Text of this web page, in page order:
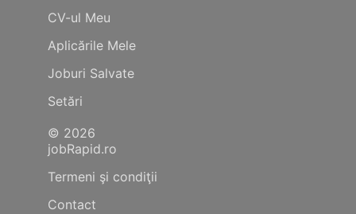
CV-ul Meu
Aplicările Mele
Joburi Salvate
Setări
© 2026
jobRapid.ro
Termeni şi condiţii
Contact